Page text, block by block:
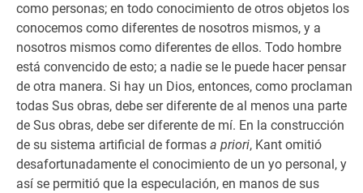
como personas; en todo conocimiento de otros objetos los
conocemos como diferentes de nosotros mismos, y a
nosotros mismos como diferentes de ellos. Todo hombre
está convencido de esto; a nadie se le puede hacer pensar
de otra manera. Si hay un Dios, entonces, como proclaman
todas Sus obras, debe ser diferente de al menos una parte
de Sus obras, debe ser diferente de mí. En la construcción
de su sistema artificial de formas a priori, Kant omitió
desafortunadamente el conocimiento de un yo personal, y
así se permitió que la especulación, en manos de sus